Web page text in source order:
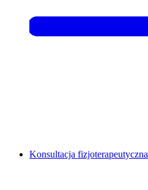
Konsultacja fizjoterapeutyczna